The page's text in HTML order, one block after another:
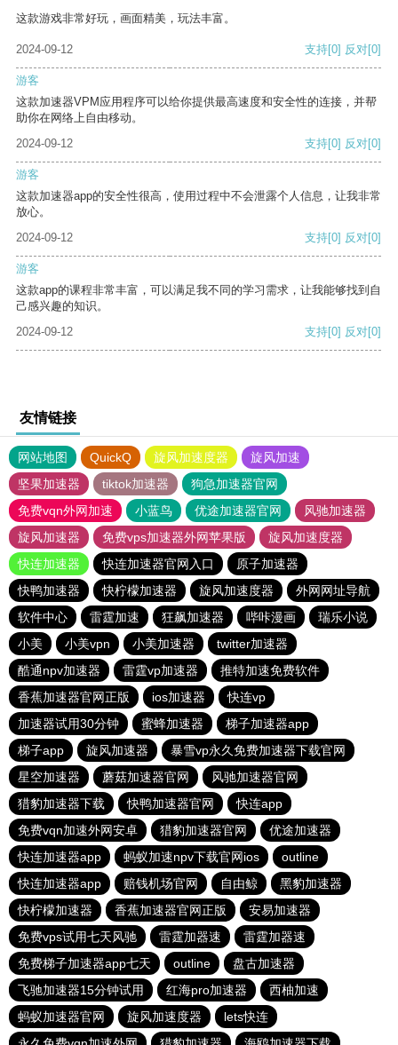
这款游戏非常好玩，画面精美，玩法丰富。
2024-09-12 支持[0] 反对[0]
游客
这款加速器VPM应用程序可以给你提供最高速度和安全性的连接，并帮
助你在网络上自由移动。
2024-09-12
支持[0] 反对[0]
游客
这款加速器app的安全性很高，使用过程中不会泄露个人信息，让我非常
放心。
2024-09-12
支持[0] 反对[0]
游客
这款app的课程非常丰富，可以满足我不同的学习需求，让我能够找到自
己感兴趣的知识。
2024-09-12
支持[0] 反对[0]
友情链接
网站地图 QuickQ 旋风加速度器
旋风加速
坚果加速器
tiktok加速器
狗急加速器官网
免费vqn外网加速
小蓝鸟 优途加速器官网
风驰加速器
旋风加速器
免费vps加速器外网苹果版
旋风加速度器
快连加速器
快连加速器官网入口
原子加速器
快鸭加速器
快柠檬加速器 旋风加速度器
外网网址导航
软件中心
雷霆加速 狂飙加速器 哔咔漫画
瑞乐小说
小美
小美vpn 小美加速器
twitter加速器
酷通npv加速器
雷霆vp加速器
推特加速免费软件
香蕉加速器官网正版
ios加速器
快连vp
加速器试用30分钟
蜜蜂加速器
梯子加速器app
梯子app
旋风加速器
暴雪vp永久免费加速器下载官网
星空加速器
蘑菇加速器官网
风驰加速器官网
猎豹加速器下载
快鸭加速器官网
快连app
免费vqn加速外网安卓
猎豹加速器官网
优途加速器
快连加速器app
蚂蚁加速npv下载官网ios
outline
快连加速器app
赔钱机场官网 自由鲸
黑豹加速器
快柠檬加速器
香蕉加速器官网正版
安易加速器
免费vps试用七天风驰
雷霆加器速
雷霆加器速
免费梯子加速器app七天
outline
盘古加速器
飞驰加速器15分钟试用
红海pro加速器
西柚加速
蚂蚁加速器官网
旋风加速度器
lets快连